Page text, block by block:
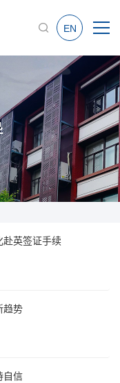
EN
赴英签证手续
趋势
自信